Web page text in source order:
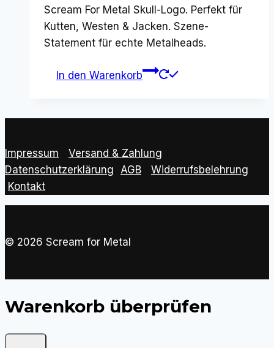
Scream For Metal Skull-Logo. Perfekt für
Kutten, Westen & Jacken. Szene-
Statement für echte Metalheads.
In den Warenkorb
Impressum Versand & Zahlung
Datenschutzerklärung
AGB
Widerrufsbelehrung
Kontakt
© 2026 Scream for Metal
Warenkorb überprüfen